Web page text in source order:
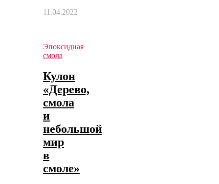
11.04.2022
Эпоксидная
смола
Кулон
«Дерево,
смола
и
небольшой
мир
в
смоле»